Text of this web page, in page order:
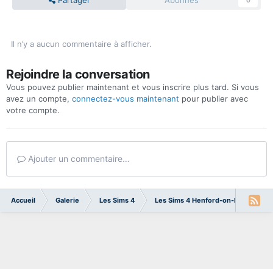
Il n’y a aucun commentaire à afficher.
Rejoindre la conversation
Vous pouvez publier maintenant et vous inscrire plus tard. Si vous
avez un compte, connectez-vous maintenant pour publier avec
votre compte.
Ajouter un commentaire…
Accueil Galerie Les Sims 4 Les Sims 4 Henford-on-Bagley